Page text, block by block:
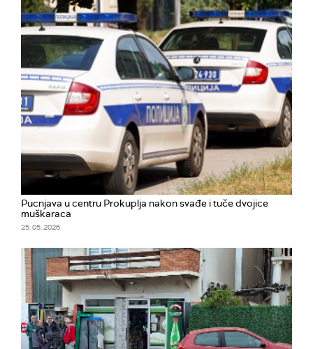
Pucnjava u centru Prokuplja nakon svađe i tuče dvojice
muškaraca
25. 05. 2026.